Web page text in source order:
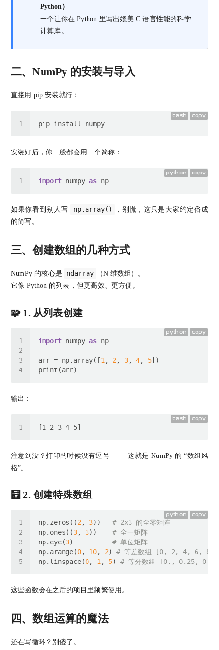
Python）
一个让你在 Python 里写出媲美 C 语言性能的科学
计算库。
二、NumPy 的安装与导入
直接用 pip 安装就行：
bash copy
安装好后，你一般都会用一个简称：
python copy
import numpy as
如果你看到别人写 np.array()
，别慌，这只是大家约定俗成
的简写。
三、创建数组的几种方式
NumPy 的核心是 ndarray
（N 维数组）。
它像 Python 的列表，但更高效、更方便。
🧩 1. 从列表创建
python copy
import numpy as
arr = np.array([1 , 2 , 3, 4, 5
输出：
bash copy
注意到没？打印的时候没有逗号 —— 这就是 NumPy 的 “数组风
格”。
🧮 2. 创建特殊数组
python copy
np.zeros((2, 3)) # 2x3 的全零矩阵
np.ones((3, 3)) # 全一矩阵
np.eye(3) # 单位矩阵
np.arange(0, 10, 2) # 等差数组 [0, 2, 4, 6, 8]
np.linspace(0, 1, 5) # 等分数组 [0., 0.25,
这些函数会在之后的项目里频繁使用。
四、数组运算的魔法
还在写循环？别傻了。